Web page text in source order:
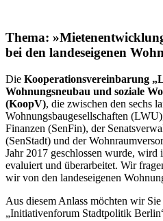
Thema:
bei den landeseigenen
Die Kooperationsvereinbarung
Wohnungsneubau und soziale
(KoopV), die zwischen den sechs
Wohnungsbaugesellschaften
Finanzen (SenFin), der
(SenStadt) und der
Jahr 2017 geschlossen wurde, wird
evaluiert und überarbeitet. Wir
wir von den landeseigenen
Aus diesem Anlass möchten wir
„Initiativenforum Stadtpolitik